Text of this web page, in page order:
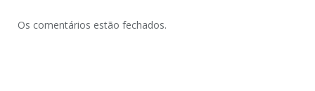
Os comentários estão fechados.